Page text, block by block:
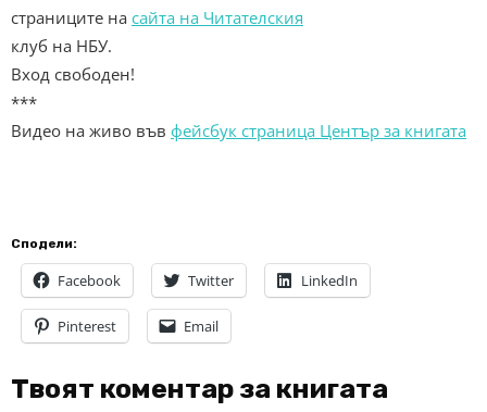
страниците на сайта на Читателския
клуб на НБУ.
Вход свободен!
***
Видео на живо във фейсбук страница Център за книгата
Сподели:
Facebook Twitter LinkedIn
Pinterest Email
Твоят коментар за книгата